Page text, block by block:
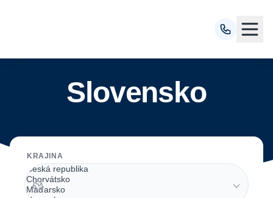
Slovensko
KRAJINA